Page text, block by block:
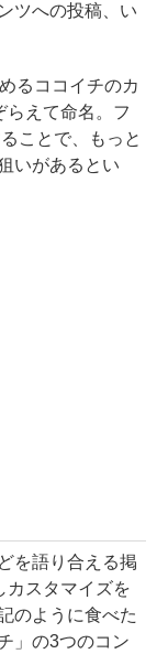
ツへの投稿、い
るココイチのカ
らえて命名。フ
ことで、もっと
いがあるとい
を語り合える掲
カスタマイズを
のように食べた
」の3つのコン